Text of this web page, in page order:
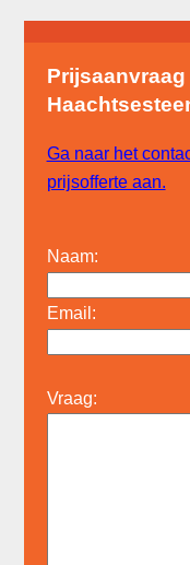
Ga naar het
prijsofferte aan.
Naam:
Email:
Vraag: